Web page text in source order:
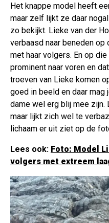
Het knappe model heeft
maar zelf lijkt ze daar
zo bekijkt. Lieke van der
verbaasd naar beneden
met haar volgers. En op
prominent naar voren en
troeven van Lieke komen
goed in beeld en daar
dame wel erg blij mee
maar lijkt zich wel te
lichaam er uit ziet op de
Lees ook: Foto: Model
volgers met extreem